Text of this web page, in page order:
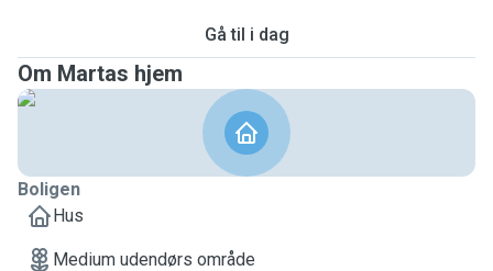
Gå til i dag
Om Martas hjem
Boligen
Hus
Medium udendørs område